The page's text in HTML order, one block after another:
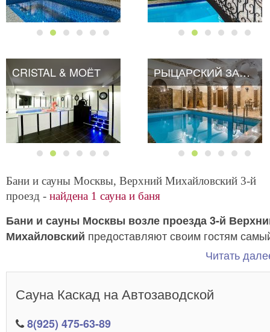
CRISTAL & MOЁТ РЫЦАРСКИЙ ЗАМОК
РЫЦАРСКИЙ ЗАМОК
Бани и сауны Москвы, Верхний Михайловский 3-й
проезд - найдена 1 сауна и баня
Бани и сауны Москвы возле проезда 3-й
Михайловский предоставляют своим гостям
лучший, самый качественный отдых по самой
Читать
Сауна Каскад на Автозаводской
8(925) 475-63-89